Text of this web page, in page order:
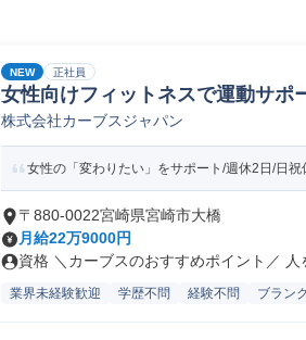
NEW 正社員
女性向けフィットネスで運動サポ
株式会社カーブスジャパン
女性の「変わりたい」をサポート/週休2日/日
〒880-0022宮崎県宮崎市大橋
月給22万9000円
資格 ＼カーブスのおすすめポイント／
業界未経験歓迎 学歴不問 経験不問 ブラン